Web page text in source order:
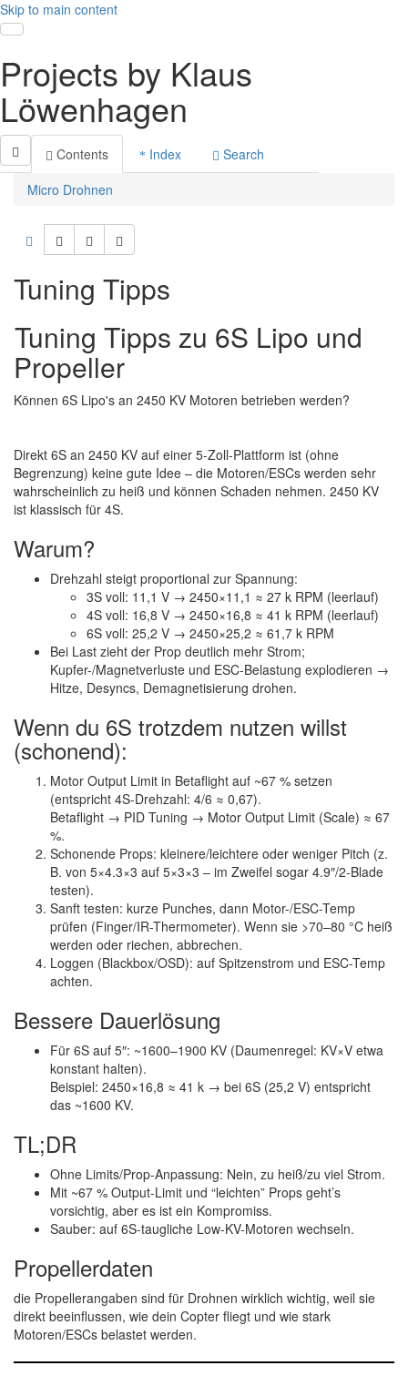
Skip to main content
Toggle navigation
Projects by Klaus
Löwenhagen
Contents Index
Search
Micro Drohnen
Tuning Tipps
Tuning Tipps zu 6S Lipo und
Propeller
Können 6S Lipo's an 2450 KV Motoren betrieben werden?
Direkt 6S an 2450 KV auf einer 5-Zoll-Plattform ist (ohne
Begrenzung) keine gute Idee – die Motoren/ESCs werden sehr
wahrscheinlich zu heiß und können Schaden nehmen. 2450 KV
ist klassisch für 4S.
Warum?
Drehzahl steigt proportional zur Spannung:
3S voll: 11,1 V → 2450×11,1 ≈ 27 k RPM (leerlauf)
4S voll: 16,8 V → 2450×16,8 ≈ 41 k RPM (leerlauf)
6S voll: 25,2 V → 2450×25,2 ≈ 61,7 k RPM
Bei Last zieht der Prop deutlich mehr Strom;
Kupfer-/Magnetverluste und ESC-Belastung explodieren →
Hitze, Desyncs, Demagnetisierung drohen.
Wenn du 6S trotzdem nutzen willst
(schonend):
Motor Output Limit in Betaflight auf ~67 % setzen
(entspricht 4S-Drehzahl: 4/6 ≈ 0,67).
Betaflight → PID Tuning → Motor Output Limit (Scale) ≈ 67
%.
Schonende Props: kleinere/leichtere oder weniger Pitch (z.
B. von 5×4.3×3 auf 5×3×3 – im Zweifel sogar 4.9″/2-Blade
testen).
Sanft testen: kurze Punches, dann Motor-/ESC-Temp
prüfen (Finger/IR-Thermometer). Wenn sie >70–80 °C heiß
werden oder riechen, abbrechen.
Loggen (Blackbox/OSD): auf Spitzenstrom und ESC-Temp
achten.
Bessere Dauerlösung
Für 6S auf 5″: ~1600–1900 KV (Daumenregel: KV×V etwa
konstant halten).
Beispiel: 2450×16,8 ≈ 41 k → bei 6S (25,2 V) entspricht
das ~1600 KV.
TL;DR
Ohne Limits/Prop-Anpassung: Nein, zu heiß/zu viel Strom.
Mit ~67 % Output-Limit und “leichten” Props geht’s
vorsichtig, aber es ist ein Kompromiss.
Sauber: auf 6S-taugliche Low-KV-Motoren wechseln.
Propellerdaten
die Propellerangaben sind für Drohnen wirklich wichtig, weil sie
direkt beeinflussen, wie dein Copter fliegt und wie stark
Motoren/ESCs belastet werden.